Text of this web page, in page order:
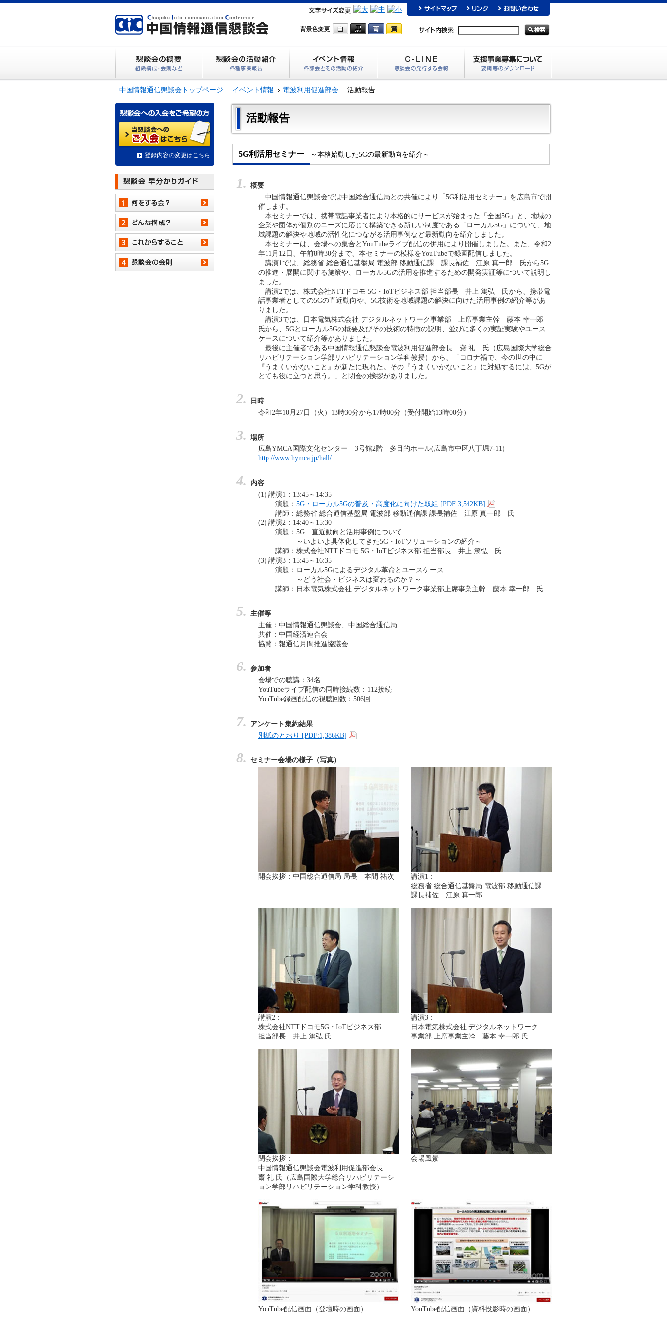
中国情報通信懇談会トップページ イベント情報 電波利用促進部会 活動報告
活動報告
5G利活用セミナー ～本格始動した5Gの最新動向を紹介～
概要
中国情報通信懇談会では中国総合通信局との共催により「5G利活用セミナー」を広島市で開
催します。
本セミナーでは、携帯電話事業者により本格的にサービスが始まった「全国5G」と、地域の
企業や団体が個別のニーズに応じて構築できる新しい制度である「ローカル5G」について、地
域課題の解決や地域の活性化につながる活用事例など最新動向を紹介しました。
本セミナーは、会場への集合とYouTubeライブ配信の併用により開催しました。また、令和2
年11月12日、午前8時30分まで、本セミナーの模様をYouTubeで録画配信しました。
講演1では、総務省 総合通信基盤局 電波部 移動通信課 課長補佐 江原 真一郎 氏から5G
の推進・展開に関する施策や、ローカル5Gの活用を推進するための開発実証等について説明し
ました。
講演2では、株式会社NTTドコモ 5G・IoTビジネス部 担当部長 井上 篤弘 氏から、携帯電
話事業者としての5Gの直近動向や、5G技術を地域課題の解決に向けた活用事例の紹介等があ
りました。
講演3では、日本電気株式会社 デジタルネットワーク事業部 上席事業主幹 藤本 幸一郎
氏から、5Gとローカル5Gの概要及びその技術の特徴の説明、並びに多くの実証実験やユース
ケースについて紹介等がありました。
最後に主催者である中国情報通信懇談会電波利用促進部会長 齋 礼 氏（広島国際大学総合
リハビリテーション学部リハビリテーション学科教授）から、「コロナ禍で、今の世の中に
『うまくいかないこと』が新たに現れた。その『うまくいかないこと』に対処するには、5Gが
とても役に立つと思う。」と閉会の挨拶がありました。
日時
令和2年10月27日（火）13時30分から17時00分（受付開始13時00分）
場所
広島YMCA国際文化センター 3号館2階 多目的ホール(広島市中区八丁堀7-11)
http://www.hymca.jp/hall/
内容
(1) 講演1：13:45～14:35
演題：5G・ローカル5Gの普及・高度化に向けた取組 [PDF:3,542KB]
講師：総務省 総合通信基盤局 電波部 移動通信課 課長補佐 江原 真一郎 氏
(2) 講演2：14:40～15:30
演題：5G 直近動向と活用事例について
～いよいよ具体化してきた5G・IoTソリューションの紹介～
講師：株式会社NTTドコモ 5G・IoTビジネス部 担当部長 井上 篤弘 氏
(3) 講演3：15:45～16:35
演題：ローカル5Gによるデジタル革命とユースケース
～どう社会・ビジネスは変わるのか？～
講師：日本電気株式会社 デジタルネットワーク事業部上席事業主幹 藤本 幸一郎 氏
主催等
主催：中国情報通信懇談会、中国総合通信局
共催：中国経済連合会
協賛：報通信月間推進協議会
参加者
会場での聴講：34名
YouTubeライブ配信の同時接続数：112接続
YouTube録画配信の視聴回数：506回
アンケート集約結果
別紙のとおり [PDF:1,386KB]
セミナー会場の様子（写真）
開会挨拶：中国総合通信局 局長 本間 祐次
講演1：
総務省 総合通信基盤局 電波部 移動通信課
課長補佐 江原 真一郎
講演2：
株式会社NTTドコモ5G・IoTビジネス部
担当部長 井上 篤弘 氏
講演3：
日本電気株式会社 デジタルネットワーク
事業部 上席事業主幹 藤本 幸一郎 氏
閉会挨拶：
中国情報通信懇談会電波利用促進部会長
齋 礼 氏（広島国際大学総合リハビリテーシ
ョン学部リハビリテーション学科教授）
会場風景
YouTube配信画面（登壇時の画面） YouTube配信画面（資料投影時の画面）
登録内容の変更はこちら